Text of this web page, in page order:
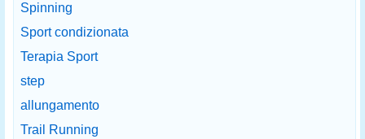
Spinning
Sport condizionata
Terapia Sport
step
allungamento
Trail Running